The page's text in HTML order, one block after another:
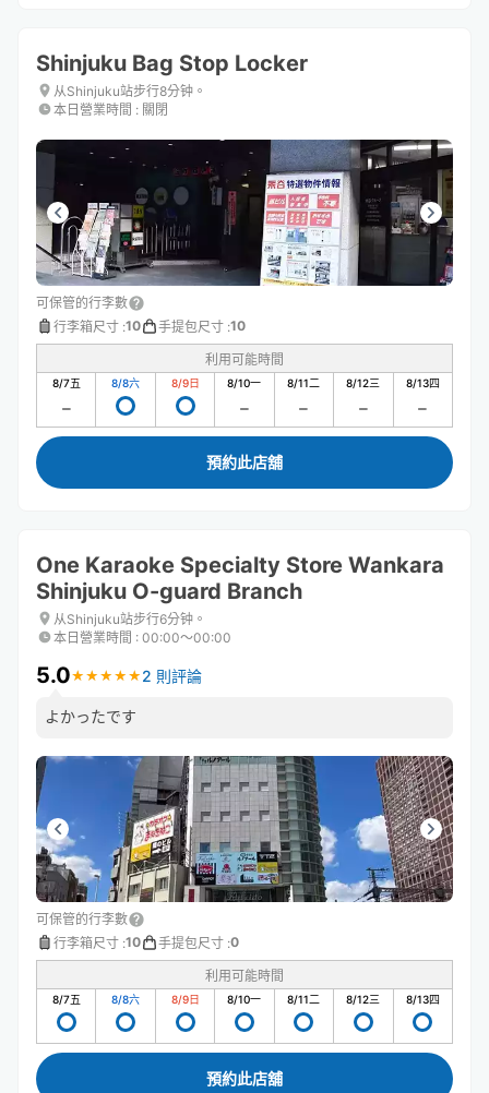
Shinjuku Bag Stop Locker
从Shinjuku站步行8分钟。
本日營業時間 : 關閉
可保管的行李數
行李箱尺寸 :10 手提包尺寸 :10
利用可能時間
8/7五 8/8六 8/9日 8/10一 8/11二 8/12三 8/13四
預約此店舖
One Karaoke Specialty Store Wankara
Shinjuku O-guard Branch
从Shinjuku站步行6分钟。
本日營業時間 : 00:00〜00:00
5.0★ ★ ★ ★ ★
★ ★ ★ ★ ★ 2 則評論
よかったです
可保管的行李數
行李箱尺寸 :10 手提包尺寸 :0
利用可能時間
8/7五 8/8六 8/9日 8/10一 8/11二 8/12三 8/13四
預約此店舖